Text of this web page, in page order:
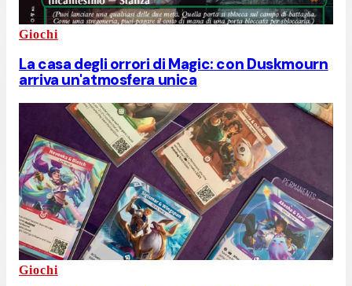
Giochi
La casa degli orrori di Magic: con Duskmourn
arriva un'atmosfera unica
Giochi